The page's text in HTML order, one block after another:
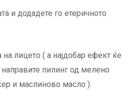
и додадете го етеричното
на лицето ( а најдобар ефект ќе
пилинг од мелено
и маслиново масло ).